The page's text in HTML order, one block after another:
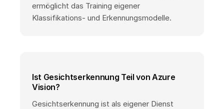
ermöglicht das Training eigener
Klassifikations- und Erkennungsmodelle.
Ist Gesichtserkennung Teil von Azure
Vision?
Gesichtserkennung ist als eigener Dienst